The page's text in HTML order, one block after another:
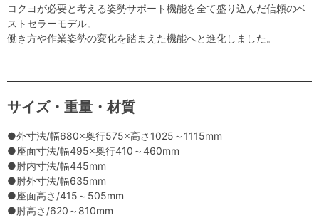
コクヨが必要と考える姿勢サポート機能を全て盛り込んだ信頼のベ
ストセラーモデル。
働き方や作業姿勢の変化を踏まえた機能へと進化しました。
サイズ・重量・材質
●外寸法/幅680×奥行575×高さ1025～1115mm
●座面寸法/幅495×奥行410～460mm
●肘内寸法/幅445mm
●肘外寸法/幅635mm
●座面高さ/415～505mm
●肘高さ/620～810mm